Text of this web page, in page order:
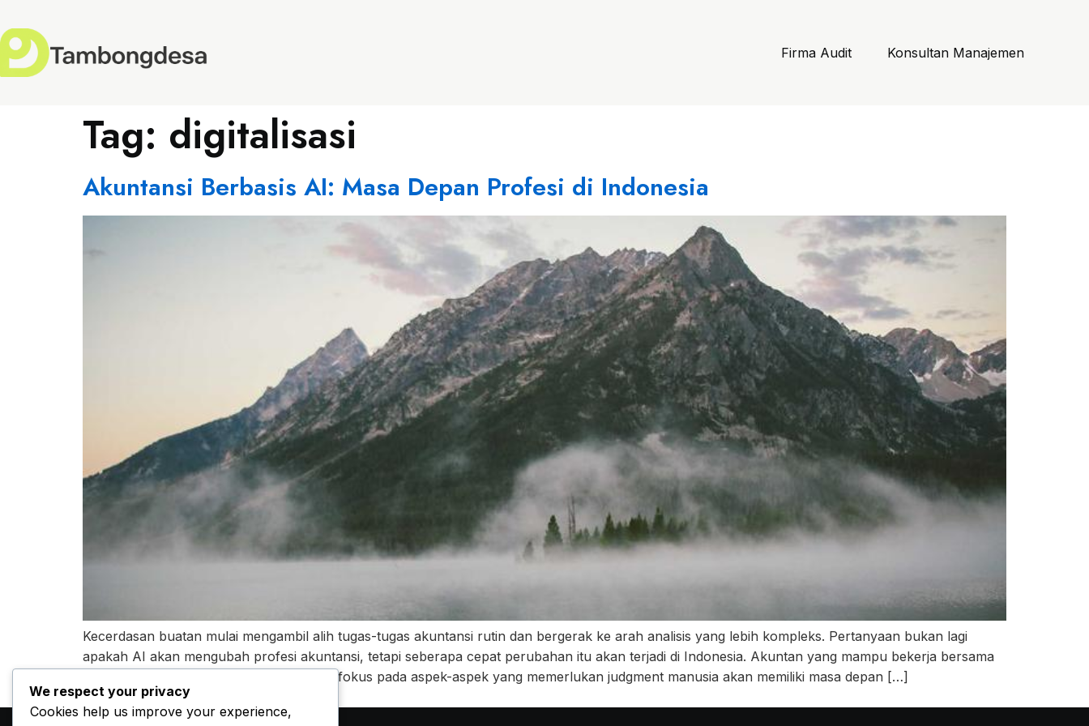
Firma Audit Konsultan Manajemen
Tag: digitalisasi
Akuntansi Berbasis AI: Masa Depan Profesi di Indonesia
Kecerdasan buatan mulai mengambil alih tugas-tugas akuntansi rutin dan bergerak ke arah analisis yang lebih kompleks. Pertanyaan bukan lagi
apakah AI akan mengubah profesi akuntansi, tetapi seberapa cepat perubahan itu akan terjadi di Indonesia. Akuntan yang mampu bekerja bersama
AI, memanfaatkannya sebagai tools, dan fokus pada aspek-aspek yang memerlukan judgment manusia akan memiliki masa depan […]
We respect your privacy
Cookies help us improve your experience,